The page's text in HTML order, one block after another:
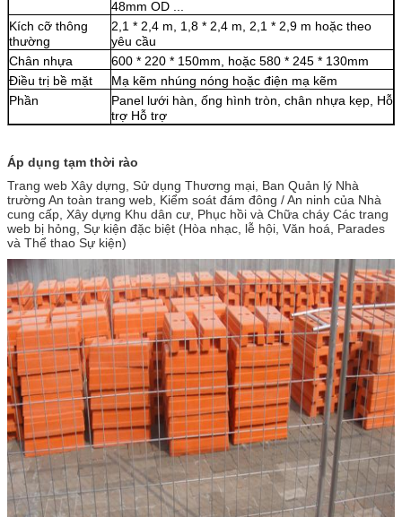
48mm OD ...
Kích cỡ thông
thường
2,1 * 2,4 m, 1,8 * 2,4 m, 2,1 * 2,9 m hoặc theo
yêu cầu
Chân nhựa
600 * 220 * 150mm, hoặc 580 * 245 * 130mm
Điều trị bề mặt
Mạ kẽm nhúng nóng hoặc điện mạ kẽm
Phần
Panel lưới hàn, ống hình tròn, chân nhựa kẹp, Hỗ
trợ Hỗ trợ
Áp dụng tạm thời rào
Trang web Xây dựng, Sử dụng Thương mại, Ban Quản lý Nhà
trường An toàn trang web, Kiểm soát đám đông / An ninh của Nhà
cung cấp, Xây dựng Khu dân cư, Phục hồi và Chữa cháy Các trang
web bị hỏng, Sự kiện đặc biệt (Hòa nhạc, lễ hội, Văn hoá, Parades
và Thể thao Sự kiện)